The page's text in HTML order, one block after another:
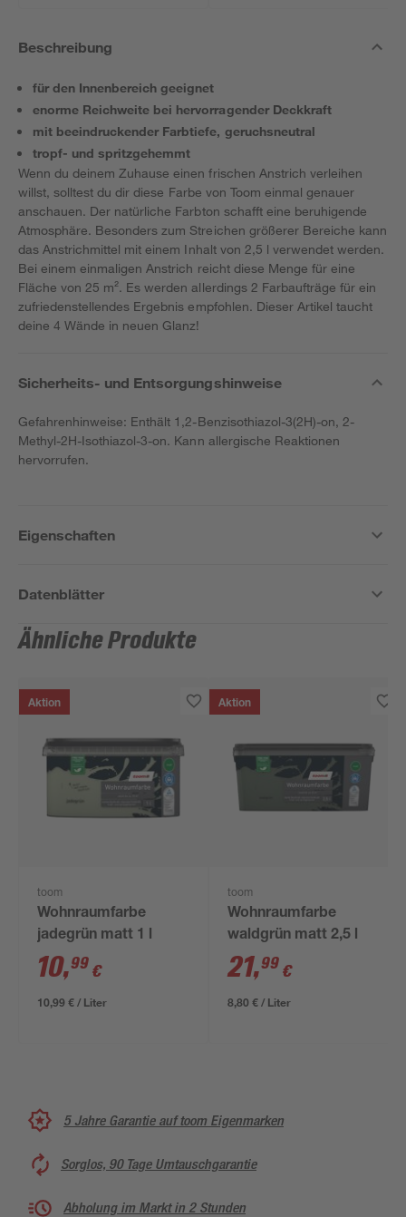
Beschreibung
für den Innenbereich geeignet
enorme Reichweite bei hervorragender Deckkraft
mit beeindruckender Farbtiefe, geruchsneutral
tropf- und spritzgehemmt
Wenn du deinem Zuhause einen frischen Anstrich verleihen
willst, solltest du dir diese Farbe von Toom einmal genauer
anschauen. Der natürliche Farbton schafft eine beruhigende
Atmosphäre. Besonders zum Streichen größerer Bereiche kann
das Anstrichmittel mit einem Inhalt von 2,5 l verwendet werden.
Bei einem einmaligen Anstrich reicht diese Menge für eine
Fläche von 25 m². Es werden allerdings 2 Farbaufträge für ein
zufriedenstellendes Ergebnis empfohlen. Dieser Artikel taucht
deine 4 Wände in neuen Glanz!
Sicherheits- und Entsorgungshinweise
Gefahrenhinweise: Enthält 1,2-Benzisothiazol-3(2H)-on, 2-
Methyl-2H-Isothiazol-3-on. Kann allergische Reaktionen
hervorrufen.
Eigenschaften
Datenblätter
Ähnliche Produkte
Aktion
toom
Wohnraumfarbe
jadegrün matt 1 l
10,99 €
10,99 € / Liter
Aktion
toom
Wohnraumfarbe
waldgrün matt 2,5 l
21,99 €
8,80 € / Liter
5 Jahre Garantie auf toom Eigenmarken
Sorglos, 90 Tage Umtauschgarantie
Abholung im Markt in 2 Stunden